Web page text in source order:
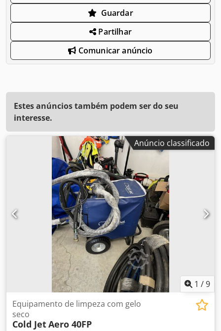
Guardar
Partilhar
Comunicar anúncio
Estes anúncios também podem ser do seu
interesse.
Anúncio classificado
1 /9
Equipamento de limpeza com gelo
seco
Cold JetAero 40FP